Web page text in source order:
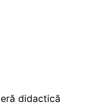
didactică